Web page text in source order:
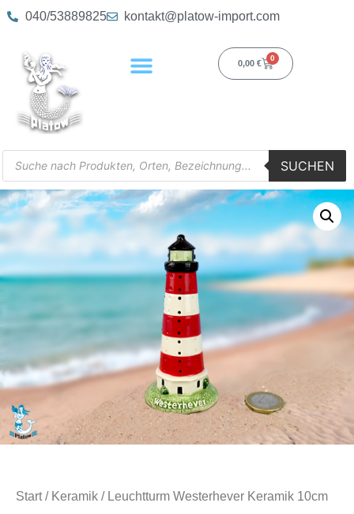
040/53889825 kontakt@platow-import.com
0,00 €
0
SUCHEN
Start/ Keramik / Leuchtturm Westerhever Keramik 10cm